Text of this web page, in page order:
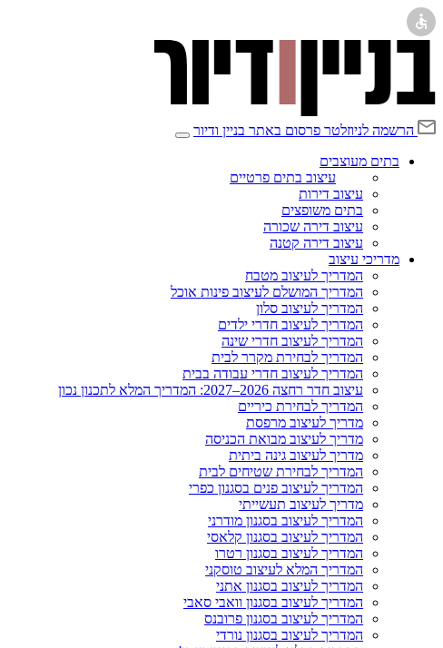
הרשמה לניוזלטר פרסום באתר בניין ודיור
בתים מעוצבים
עיצוב בתים פרטיים
עיצוב דירות
בתים משופצים
עיצוב דירה שכורה
עיצוב דירה קטנה
מדריכי עיצוב
המדריך לעיצוב מטבח
המדריך המושלם לעיצוב פינות אוכל
המדריך לעיצוב סלון
המדריך לעיצוב חדרי ילדים
המדריך לעיצוב חדרי שינה
המדריך לבחירת מקרר לבית
המדריך לעיצוב חדרי עבודה בבית
עיצוב חדר רחצה 2026–2027: המדריך המלא לתכנון נכון
המדריך לבחירת כיריים
מדריך לעיצוב מרפסת
מדריך לעיצוב מבואת הכניסה
מדריך לעיצוב גינה ביתית
המדריך לבחירת שטיחים לבית
המדריך לעיצוב פנים בסגנון כפרי
מדריך לעיצוב תעשייתי
המדריך לעיצוב בסגנון מודרני
המדריך לעיצוב בסגנון קלאסי
המדריך לעיצוב בסגנון רטרו
המדריך המלא לעיצוב טוסקני
המדריך לעיצוב בסגנון אתני
המדריך לעיצוב בסגנון וואבי סאבי
המדריך לעיצוב בסגנון פרובנס
המדריך לעיצוב בסגנון נורדי